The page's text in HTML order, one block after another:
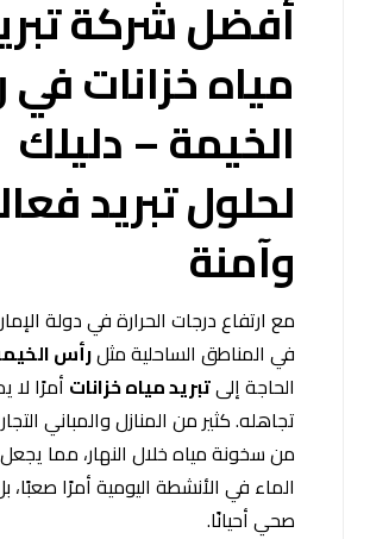
أفضل شركة
مياه خزانات
الخيمة – دليلك
لحلول تبريد
وآمنة
مع ارتفاع درجات الحرارة في دولة
في المناطق الساحلية مثلرأس
الحاجة إلىتبريد مياه خزانات أمرًا لا
تجاهله. كثير من المنازل والمباني
من سخونة مياه خلال النهار، مما
الماء في الأنشطة اليومية أمرًا صعبًا،
صحي أحيانًا.